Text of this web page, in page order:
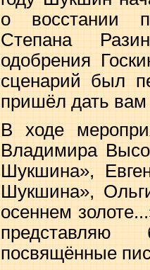
о восстании
Степана
одобрения
сценарий был
пришёл дать
В ходе
Владимира
Шукшина»,
Шукшина»,
осеннем
посвящённые